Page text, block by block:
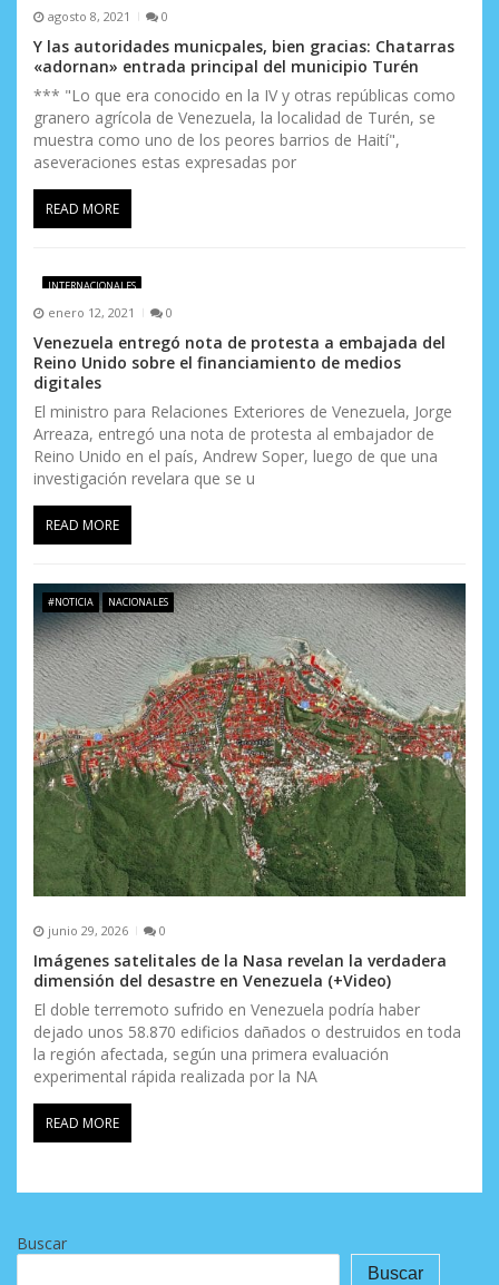
e
n
t
r
a
d
s
agosto 8, 2021 0
Y las autoridades municpales, bien gracias: Chatarras
«adornan» entrada principal del municipio Turén
*** "Lo que era conocido en la IV y otras repúblicas como
granero agrícola de Venezuela, la localidad de Turén, se
muestra como uno de los peores barrios de Haití",
aseveraciones estas expresadas por
READ MORE
INTERNACIONALES
enero 12, 2021 0
Venezuela entregó nota de protesta a embajada del
Reino Unido sobre el financiamiento de medios
digitales
El ministro para Relaciones Exteriores de Venezuela, Jorge
Arreaza, entregó una nota de protesta al embajador de
Reino Unido en el país, Andrew Soper, luego de que una
investigación revelara que se u
READ MORE
#NOTICIA NACIONALES
junio 29, 2026 0
Imágenes satelitales de la Nasa revelan la verdadera
dimensión del desastre en Venezuela (+Video)
El doble terremoto sufrido en Venezuela podría haber
dejado unos 58.870 edificios dañados o destruidos en toda
la región afectada, según una primera evaluación
experimental rápida realizada por la NA
READ MORE
Buscar
Buscar